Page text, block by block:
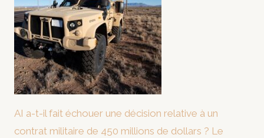
AI a-t-il fait échouer une décision relative à un
contrat militaire de 450 millions de dollars ? Le